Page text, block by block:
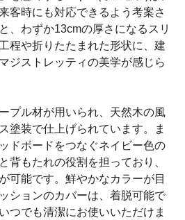
客時にも対応できるよう考案さ
、わずか13cmの厚さになるスリ
程や折りたたまれた形状に、建
ジストレッティの美学が感じら
プル材が用いられ、天然木の風
塗装で仕上げられています。ま
ドボードをつなぐネイビー色の
背もたれの役割を担っており、
可能です。鮮やかなカラーが目
ションのカバーは、着脱可能で
つでも清潔にお使いいただけま